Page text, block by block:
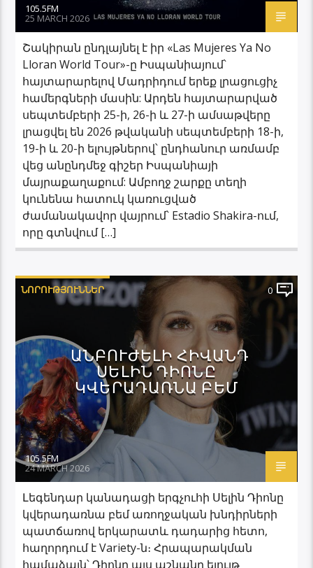
105.5FM
25 MARCH 2026
Շակիրան ընդլայնել է իր «Las Mujeres Ya No
Lloran World Tour»-ը Իսպանիայում՝
հայտարարելով Մադրիդում երեք լրացուցիչ
համերգների մասին: Արդեն հայտարարված
սեպտեմբերի 25-ի, 26-ի և 27-ի ամսաթվերը
լրացվել են 2026 թվականի սեպտեմբերի 18-ի,
19-ի և 20-ի ելույթներով՝ ընդհանուր առմամբ
վեց անընդմեջ գիշեր Իսպանիայի
մայրաքաղաքում: Ամբողջ շարքը տեղի
կունենա հատուկ կառուցված
ժամանակավոր վայրում՝ Estadio Shakira-ում,
որը գտնվում […]
ՆՈՐՈՒԹՅՈՒՆՆԵՐ 0
ԱՆԲՈՒԺԵԼԻ ՀԻՎԱՆԴ
ՍԵԼԻՆ ԴԻՈՆԸ
ԿՎԵՐԱԴԱՌՆԱ ԲԵՄ
105.5FM
24 MARCH 2026
Լեգենդար կանադացի երգչուհի Սելին Դիոնը
կվերադառնա բեմ առողջական խնդիրների
պատճառով երկարատև դադարից հետո,
հաղորդում է Variety-ն։ Հրապարակման
համաձայն՝ Դիոնը այս աշնանը ելույթ